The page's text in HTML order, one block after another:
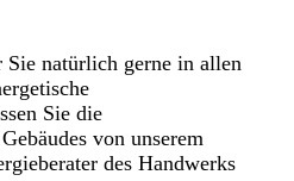
natürlich gerne in allen
Sie die
von unserem
des Handwerks